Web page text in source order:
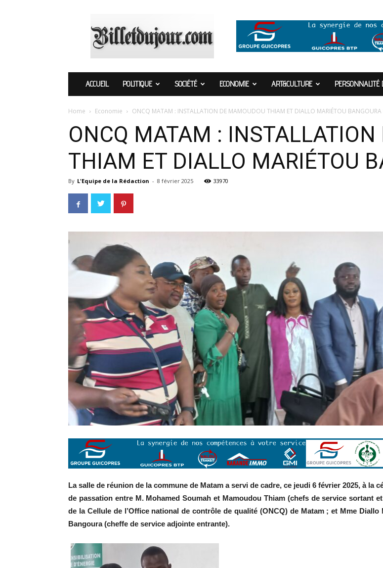
ACCUEIL POLITIQUE SOCIÉTÉ ECONOMIE ART&CULTURE PERSONNALITÉ
Home Economie ONCQ MATAM : INSTALLATION DE MAMOUDOU THIAM ET DIALLO MARIÉTOU BANGOURA
ONCQ MATAM :
THIAM ET DIALLO MARIÉTOU
By L'Equipe de la Rédaction - 8 février 2025 33970
La salle de réunion de la commune de Matam a servi de cadre, ce jeudi 6 février 2025, à la
de passation entre M. Mohamed Soumah et Mamoudou Thiam (chefs de service sortant
de la Cellule de l’Office national de contrôle de qualité (ONCQ) de Matam ; et Mme Diallo
Bangoura (cheffe de service adjointe entrante).